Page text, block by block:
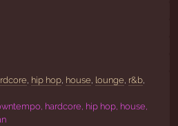
, hip hop, house, lounge, r&b,
hardcore, hip hop, house,